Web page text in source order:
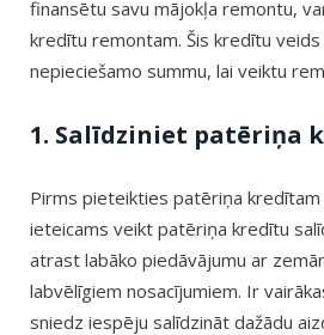
finansētu savu mājokļa remontu,
kredītu remontam. Šis kredītu
nepieciešamo summu, lai veiktu
1. Salīdziniet patēriņa
Pirms pieteikties patēriņa
ieteicams veikt patēriņa kredītu
atrast labāko piedāvājumu ar
labvēlīgiem nosacījumiem. Ir
sniedz iespēju salīdzināt dažādu